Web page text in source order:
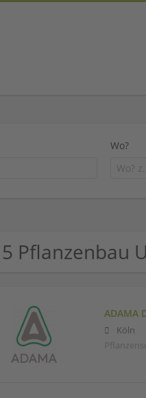
Wo?
Pflanzenbau
ADAMA
Köln